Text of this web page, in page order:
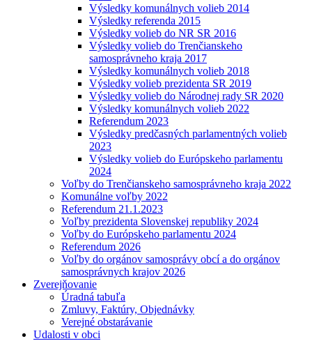
Výsledky komunálnych volieb 2014
Výsledky referenda 2015
Výsledky volieb do NR SR 2016
Výsledky volieb do Trenčianskeho
samosprávneho kraja 2017
Výsledky komunálnych volieb 2018
Výsledky volieb prezidenta SR 2019
Výsledky volieb do Národnej rady SR 2020
Výsledky komunálnych volieb 2022
Referendum 2023
Výsledky predčasných parlamentných volieb
2023
Výsledky volieb do Európskeho parlamentu
2024
Voľby do Trenčianskeho samosprávneho kraja 2022
Komunálne voľby 2022
Referendum 21.1.2023
Voľby prezidenta Slovenskej republiky 2024
Voľby do Európskeho parlamentu 2024
Referendum 2026
Voľby do orgánov samosprávy obcí a do orgánov
samosprávnych krajov 2026
Zverejňovanie
Úradná tabuľa
Zmluvy, Faktúry, Objednávky
Verejné obstarávanie
Udalosti v obci